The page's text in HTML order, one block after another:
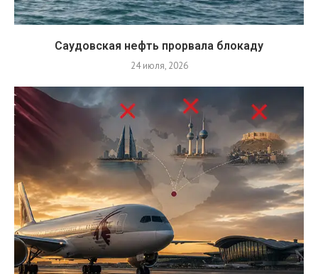
Саудовская нефть прорвала блокаду
24 июля, 2026